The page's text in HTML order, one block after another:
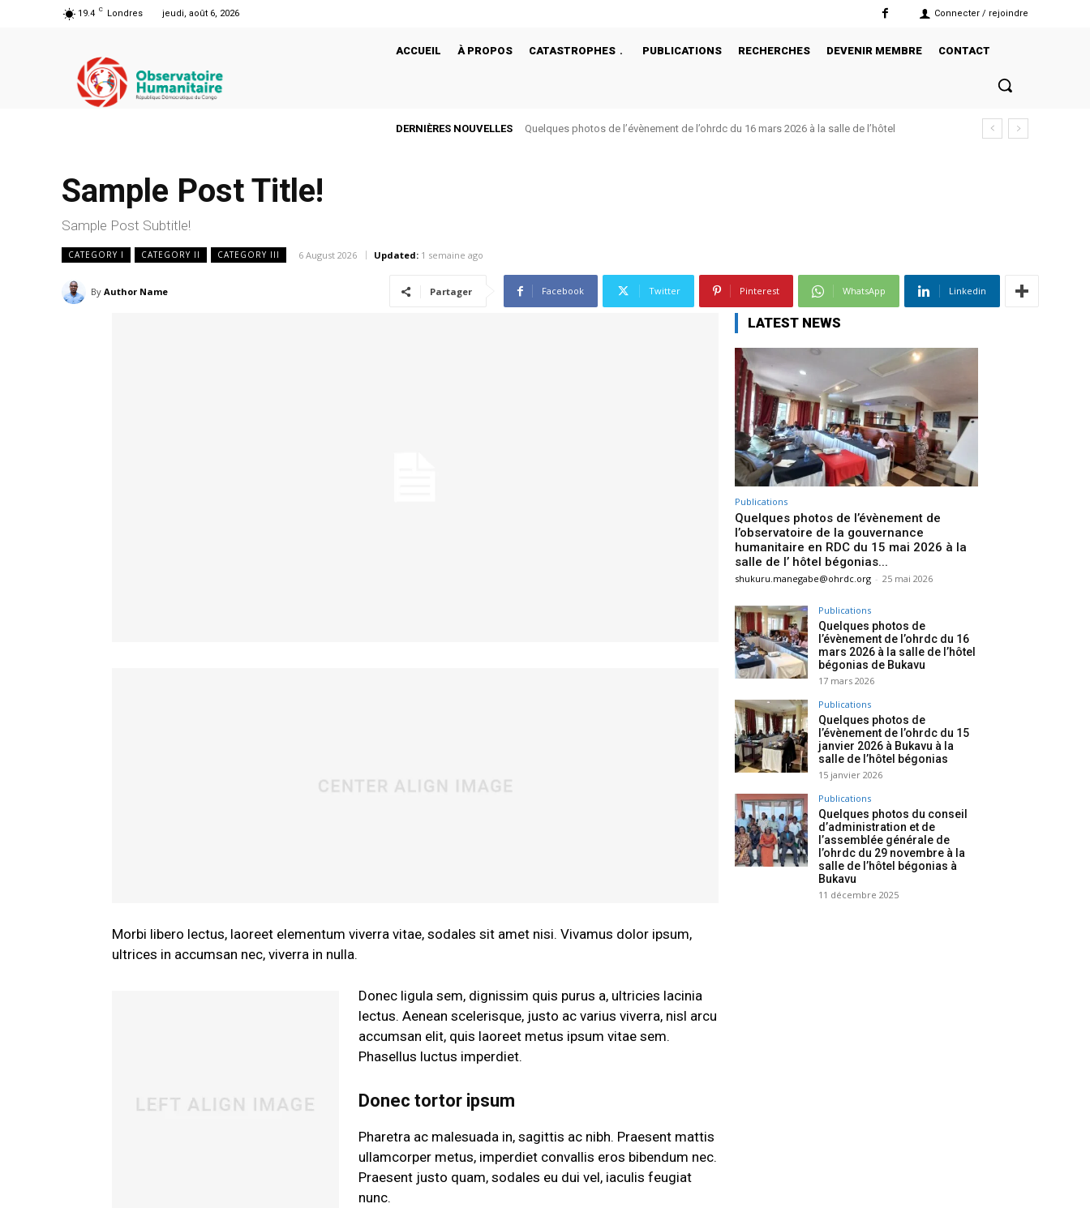
19.4 C Londres jeudi, août 6, 2026 Connecter / rejoindre
ACCUEIL À PROPOS CATASTROPHES PUBLICATIONS RECHERCHES DEVENIR MEMBRE CONTACT
DERNIÈRES NOUVELLES
Quelques photos de l’évènement de l’ohrdc du 16 mars 2026 à la salle de l’hôtel
Quelques photos de l’évènement de l’ohrdc du 15 janvier 2026 à Bukavu à la salle de
Sample Post Title!
Sample Post Subtitle!
CATEGORY I CATEGORY II CATEGORY III 6 August 2026 Updated: 1 semaine ago
By Author Name Partager Facebook Twitter Pinterest WhatsApp Linkedin
Morbi libero lectus, laoreet elementum viverra vitae, sodales sit amet nisi. Vivamus dolor ipsum,
ultrices in accumsan nec, viverra in nulla.
Donec ligula sem, dignissim quis purus a, ultricies lacinia
lectus. Aenean scelerisque, justo ac varius viverra, nisl arcu
accumsan elit, quis laoreet metus ipsum vitae sem.
Phasellus luctus imperdiet.
Donec tortor ipsum
Pharetra ac malesuada in, sagittis ac nibh. Praesent mattis
ullamcorper metus, imperdiet convallis eros bibendum nec.
Praesent justo quam, sodales eu dui vel, iaculis feugiat
nunc.
LATEST NEWS
Publications
Quelques photos de l’évènement de
l’observatoire de la gouvernance
humanitaire en RDC du 15 mai 2026 à la
salle de l’ hôtel bégonias...
shukuru.manegabe@ohrdc.org - 25 mai 2026
Publications
Quelques photos de
l’évènement de l’ohrdc du 16
mars 2026 à la salle de l’hôtel
bégonias de Bukavu
17 mars 2026
Publications
Quelques photos de
l’évènement de l’ohrdc du 15
janvier 2026 à Bukavu à la
salle de l’hôtel bégonias
15 janvier 2026
Publications
Quelques photos du conseil
d’administration et de
l’assemblée générale de
l’ohrdc du 29 novembre à la
salle de l’hôtel bégonias à
Bukavu
11 décembre 2025